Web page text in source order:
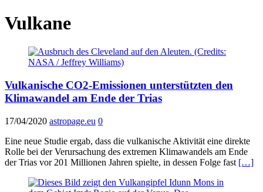
Vulkane
Vulkanische CO2-Emissionen unterstützten den
Klimawandel am Ende der Trias
17/04/2020 astropage.eu 0
Eine neue Studie ergab, dass die vulkanische Aktivität eine direkte
Rolle bei der Verursachung des extremen Klimawandels am Ende
der Trias vor 201 Millionen Jahren spielte, in dessen Folge fast […]